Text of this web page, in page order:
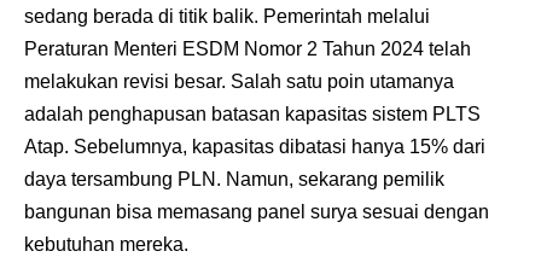
sedang berada di titik balik. Pemerintah melalui
Peraturan Menteri ESDM Nomor 2 Tahun 2024 telah
melakukan revisi besar. Salah satu poin utamanya
adalah penghapusan batasan kapasitas sistem PLTS
Atap. Sebelumnya, kapasitas dibatasi hanya 15% dari
daya tersambung PLN. Namun, sekarang pemilik
bangunan bisa memasang panel surya sesuai dengan
kebutuhan mereka.